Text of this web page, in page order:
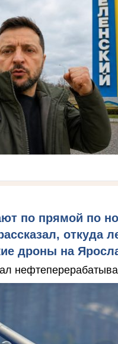
по прямой по
откуда
дроны на